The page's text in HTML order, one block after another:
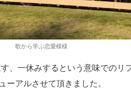
歌から学ぶ恋愛模様
、一休みするという意味でのリ
ーアルさせて頂きました。